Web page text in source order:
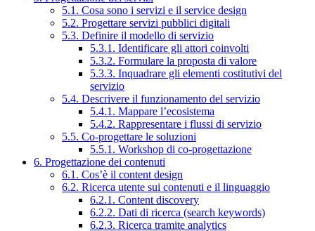
5.1. Cosa sono i servizi e il service design
5.2. Progettare servizi pubblici digitali
5.3. Definire il modello di servizio
5.3.1. Identificare gli attori coinvolti
5.3.2. Formulare la proposta di valore
5.3.3. Inquadrare gli elementi costitutivi del
servizio
5.4. Descrivere il funzionamento del servizio
5.4.1. Mappare l’ecosistema
5.4.2. Rappresentare i flussi di servizio
5.5. Co-progettare le soluzioni
5.5.1. Workshop di co-progettazione
6. Progettazione dei contenuti
6.1. Cos’è il content design
6.2. Ricerca utente sui contenuti e il linguaggio
6.2.1. Content discovery
6.2.2. Dati di ricerca (search keywords)
6.2.3. Ricerca tramite analytics